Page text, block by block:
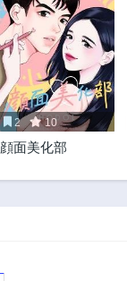
3年前
72話
3年前
70話
3年前
68話
66話
2 10
顔面美化部